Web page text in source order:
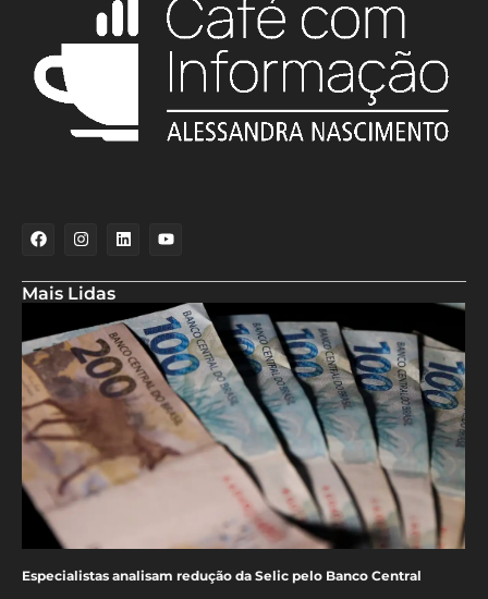
Mais Lidas
Especialistas analisam redução da Selic pelo Banco Central